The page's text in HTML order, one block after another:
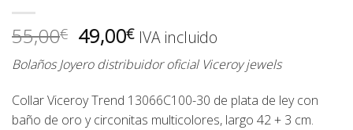
55,00€ El
precio
original
era:
55,00€.
49,00€El
precio
actual
es:
49,00€.
IVA incluido
Bolaños Joyero distribuidor oficial Viceroy jewels
Collar Viceroy Trend 13066C100-30 de plata de ley con
baño de oro y circonitas multicolores, largo 42 + 3 cm.